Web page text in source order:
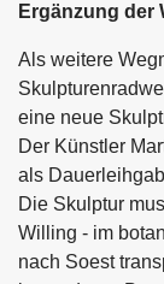
Ergänzung der
Als weitere
eine neue
Der Künstler
als
Die Skulptur
Willing - im
nach Soest